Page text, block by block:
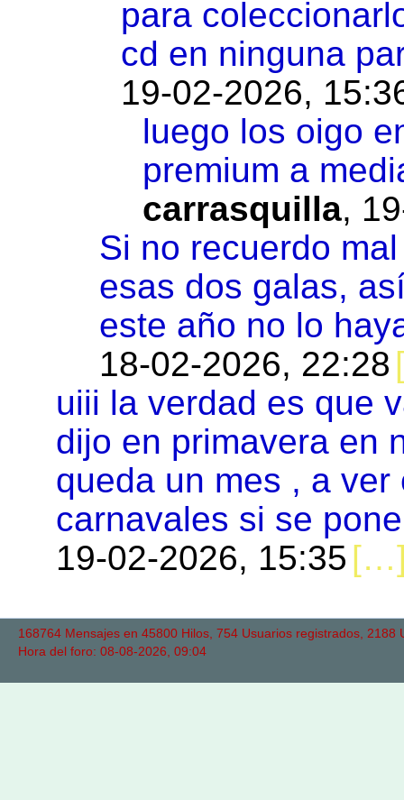
para
cd en ninguna
19-02-2026,
luego los oigo
premium a
carrasquilla,
Si no recuerdo
esas dos galas,
este año no lo
18-02-2026, 22:28
uiii la verdad es que
dijo en primavera en
queda un mes , a
carnavales si se
19-02-2026, 15:35
168764 Mensajes en 45800 Hilos, 754 Usuarios registrados,
Hora del foro: 08-08-2026, 09:04